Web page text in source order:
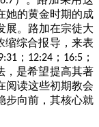
她的黄金时期的成
展。路加在宗徒大
缩综合报导，来表
； 12:24 ； 16:5 ；
，是希望提高其著
阅读这些初期教会
步向前，其核心就